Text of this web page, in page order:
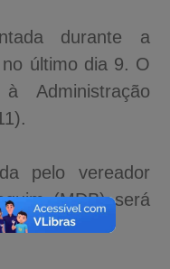
durante a
último dia 9. O
Administração
pelo vereador
(MDB) será
Executivo.